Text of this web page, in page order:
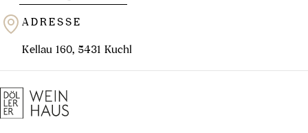
ADRESSE
Kellau 160, 5431 Kuchl